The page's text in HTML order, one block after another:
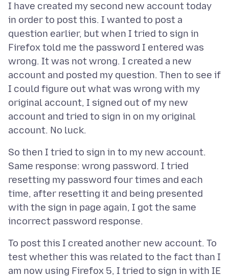
I have created my second new account today
in order to post this. I wanted to post a
question earlier, but when I tried to sign in
Firefox told me the password I entered was
wrong. It was not wrong. I created a new
account and posted my question. Then to see if
I could figure out what was wrong with my
original account, I signed out of my new
account and tried to sign in on my original
So then I tried to sign in to my new account.
Same response: wrong password. I tried
resetting my password four times and each
time, after resetting it and being presented
with the sign in page again, I got the same
To post this I created another new account. To
test whether this was related to the fact than I
am now using Firefox 5, I tried to sign in with IE